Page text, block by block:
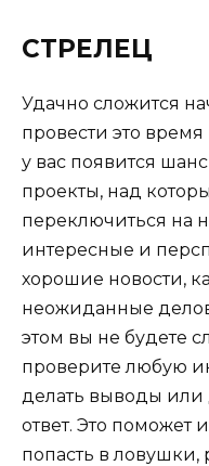
СТРЕЛЕЦ
Удачно сложится
провести это
у вас появится
проекты, над
переключиться на
интересные и
хорошие новости,
неожиданные
этом вы не будете
проверите любую
делать выводы или
ответ. Это поможет
попасть в ловушки,